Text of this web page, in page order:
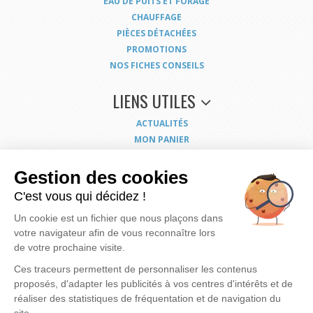
CHAUFFAGE
PIÈCES DÉTACHÉES
PROMOTIONS
NOS FICHES CONSEILS
LIENS UTILES
ACTUALITÉS
MON PANIER
NOUS CONTACTER
COORDONNÉES
CONDITIONS GÉNÉRALES DE VENTE
MENTIONS LÉGALES
POLITIQUE DE CONFIDENTIALITÉ
EXERCEZ VOS DROITS
PLAN DU SITE
Gestion des cookies
C'est vous qui décidez !
Un cookie est un fichier que nous plaçons dans
votre navigateur afin de vous reconnaître lors
de votre prochaine visite.
Ces traceurs permettent de personnaliser les contenus
proposés, d'adapter les publicités à vos centres d'intérêts et de
réaliser des statistiques de fréquentation et de navigation du